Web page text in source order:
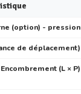
(option) - pression
de déplacement)
Encombrement (L × P)